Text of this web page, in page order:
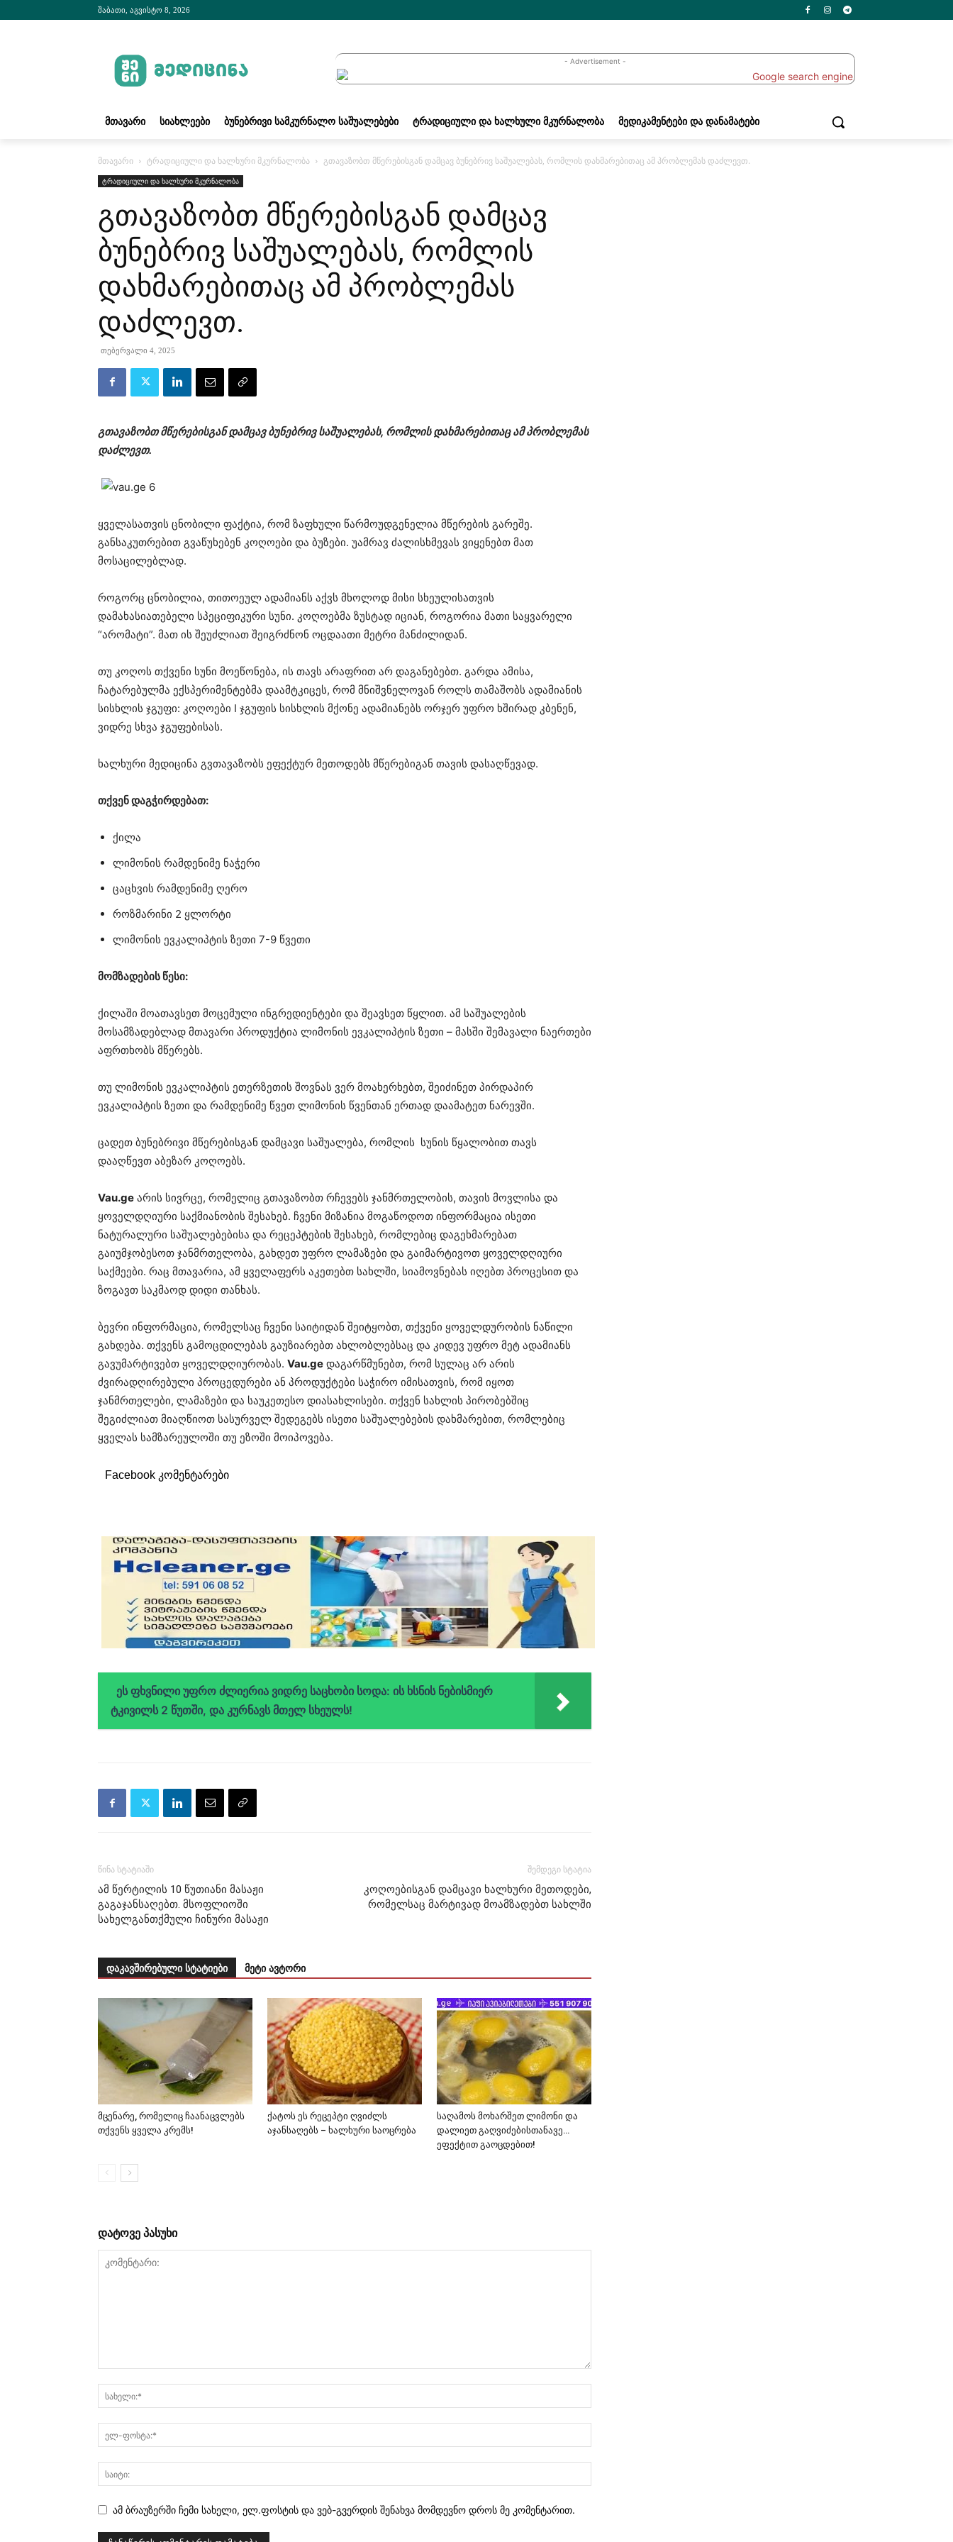
შაბათი, აგვისტო 8, 2026
- Advertisement -
ᲛᲗᲐᲕᲐᲠᲘ ᲡᲘᲐᲮᲚᲔᲔᲑᲘ ᲑᲣᲜᲔᲑᲠᲘᲕᲘ ᲡᲐᲛᲙᲣᲠᲜᲐᲚᲝ ᲡᲐᲨᲣᲐᲚᲔᲑᲔᲑᲘ ᲢᲠᲐᲓᲘᲪᲘᲣᲚᲘ ᲓᲐ ᲮᲐᲚᲮᲣᲚᲘ ᲛᲙᲣᲠᲜᲐᲚᲝᲑᲐ ᲛᲔᲓᲘᲙᲐᲛᲔᲜᲢᲔᲑᲘ ᲓᲐ ᲓᲐᲜᲐᲛᲐᲢᲔᲑᲘ
მთავარი ტრადიციული და ხალხური მკურნალობა გთავაზობთ მწერებისგან დამცავ ბუნებრივ საშუალებას, რომლის დახმარებითაც ამ პრობლემას დაძლევთ.
ტრადიციული და ხალხური მკურნალობა
გთავაზობთ მწერებისგან დამცავ
ბუნებრივ საშუალებას, რომლის
დახმარებითაც ამ პრობლემას
დაძლევთ.
თებერვალი 4, 2025
გთავაზობთ მწერებისგან დამცავ ბუნებრივ საშუალებას, რომლის დახმარებითაც ამ პრობლემას
დაძლევთ.
ყველასათვის ცნობილი ფაქტია, რომ ზაფხული წარმოუდგენელია მწერების გარეშე.
განსაკუთრებით გვაწუხებენ კოღოები და ბუზები. უამრავ ძალისხმევას ვიყენებთ მათ
მოსაცილებლად.
როგორც ცნობილია, თითოეულ ადამიანს აქვს მხოლოდ მისი სხეულისათვის
დამახასიათებელი სპეციფიკური სუნი. კოღოებმა ზუსტად იციან, როგორია მათი საყვარელი
“არომატი”. მათ ის შეუძლიათ შეიგრძნონ ოცდაათი მეტრი მანძილიდან.
თუ კოღოს თქვენი სუნი მოეწონება, ის თავს არაფრით არ დაგანებებთ. გარდა ამისა,
ჩატარებულმა ექსპერიმენტებმა დაამტკიცეს, რომ მნიშვნელოვან როლს თამაშობს ადამიანის
სისხლის ჯგუფი: კოღოები I ჯგუფის სისხლის მქონე ადამიანებს ორჯერ უფრო ხშირად კბენენ,
ვიდრე სხვა ჯგუფებისას.
ხალხური მედიცინა გვთავაზობს ეფექტურ მეთოდებს მწერებიგან თავის დასაღწევად.
თქვენ დაგჭირდებათ:
ქილა
ლიმონის რამდენიმე ნაჭერი
ცაცხვის რამდენიმე ღერო
როზმარინი 2 ყლორტი
ლიმონის ევკალიპტის ზეთი 7-9 წვეთი
მომზადების წესი:
ქილაში მოათავსეთ მოცემული ინგრედიენტები და შეავსეთ წყლით. ამ საშუალების
მოსამზადებლად მთავარი პროდუქტია ლიმონის ევკალიპტის ზეთი – მასში შემავალი ნაერთები
აფრთხობს მწერებს.
თუ ლიმონის ევკალიპტის ეთერზეთის შოვნას ვერ მოახერხებთ, შეიძინეთ პირდაპირ
ევკალიპტის ზეთი და რამდენიმე წვეთ ლიმონის წვენთან ერთად დაამატეთ ნარევში.
ცადეთ ბუნებრივი მწერებისგან დამცავი საშუალება, რომლის სუნის წყალობით თავს
დააღწევთ აბეზარ კოღოებს.
Vau.ge არის სივრცე, რომელიც გთავაზობთ რჩევებს ჯანმრთელობის, თავის მოვლისა და
ყოველდღიური საქმიანობის შესახებ. ჩვენი მიზანია მოგაწოდოთ ინფორმაცია ისეთი
ნატურალური საშუალებებისა და რეცეპტების შესახებ, რომლებიც დაგეხმარებათ
გაიუმჯობესოთ ჯანმრთელობა, გახდეთ უფრო ლამაზები და გაიმარტივოთ ყოველდღიური
საქმეები. რაც მთავარია, ამ ყველაფერს აკეთებთ სახლში, სიამოვნებას იღებთ პროცესით და
ზოგავთ საკმაოდ დიდი თანხას.
ბევრი ინფორმაცია, რომელსაც ჩვენი საიტიდან შეიტყობთ, თქვენი ყოველდურობის ნაწილი
გახდება. თქვენს გამოცდილებას გაუზიარებთ ახლობლებსაც და კიდევ უფრო მეტ ადამიანს
გავუმარტივებთ ყოველდღიურობას. Vau.ge დაგარწმუნებთ, რომ სულაც არ არის
ძვირადღირებული პროცედურები ან პროდუქტები საჭირო იმისათვის, რომ იყოთ
ჯანმრთელები, ლამაზები და საუკეთესო დიასახლისები. თქვენ სახლის პირობებშიც
შეგიძლიათ მიაღწიოთ სასურველ შედეგებს ისეთი საშუალებების დახმარებით, რომლებიც
ყველას სამზარეულოში თუ ეზოში მოიპოვება.
Facebook კომენტარები
ეს ფხვნილი უფრო ძლიერია ვიდრე საცხობი სოდა: ის ხსნის ნებისმიერ
ტკივილს 2 წუთში, და კურნავს მთელ სხეულს!
წინა სტატიაში
ამ წერტილის 10 წუთიანი მასაჟი
გაგაჯანსაღებთ. მსოფლიოში
სახელგანთქმული ჩინური მასაჟი
შემდეგი სტატია
კოღოებისგან დამცავი ხალხური მეთოდები,
რომელსაც მარტივად მოამზადებთ სახლში
დაკავშირებული სტატიები მეტი ავტორი
მცენარე, რომელიც ჩაანაცვლებს
თქვენს ყველა კრემს!
ქატოს ეს რეცეპტი ღვიძლს
აჯანსაღებს – ხალხური საოცრება
საღამოს მოხარშეთ ლიმონი და
დალიეთ გაღვიძებისთანავე…
ეფექტით გაოცდებით!
დატოვე პასუხი
ამ ბრაუზერში ჩემი სახელი, ელ.ფოსტის და ვებ-გვერდის შენახვა მომდევნო დროს მე კომენტარით.